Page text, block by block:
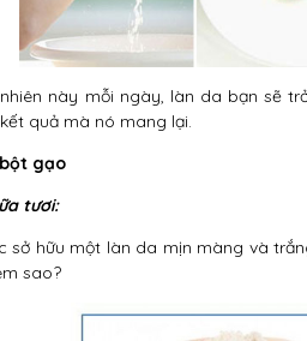
này mỗi ngày, làn da bạn sẽ
quả mà nó mang lại.
gạo
tươi:
sở hữu một làn da mịn màng và
sao?